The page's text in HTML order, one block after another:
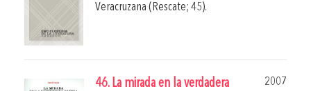
Veracruzana (Rescate; 45).
46. La mirada en la verdadera
2007